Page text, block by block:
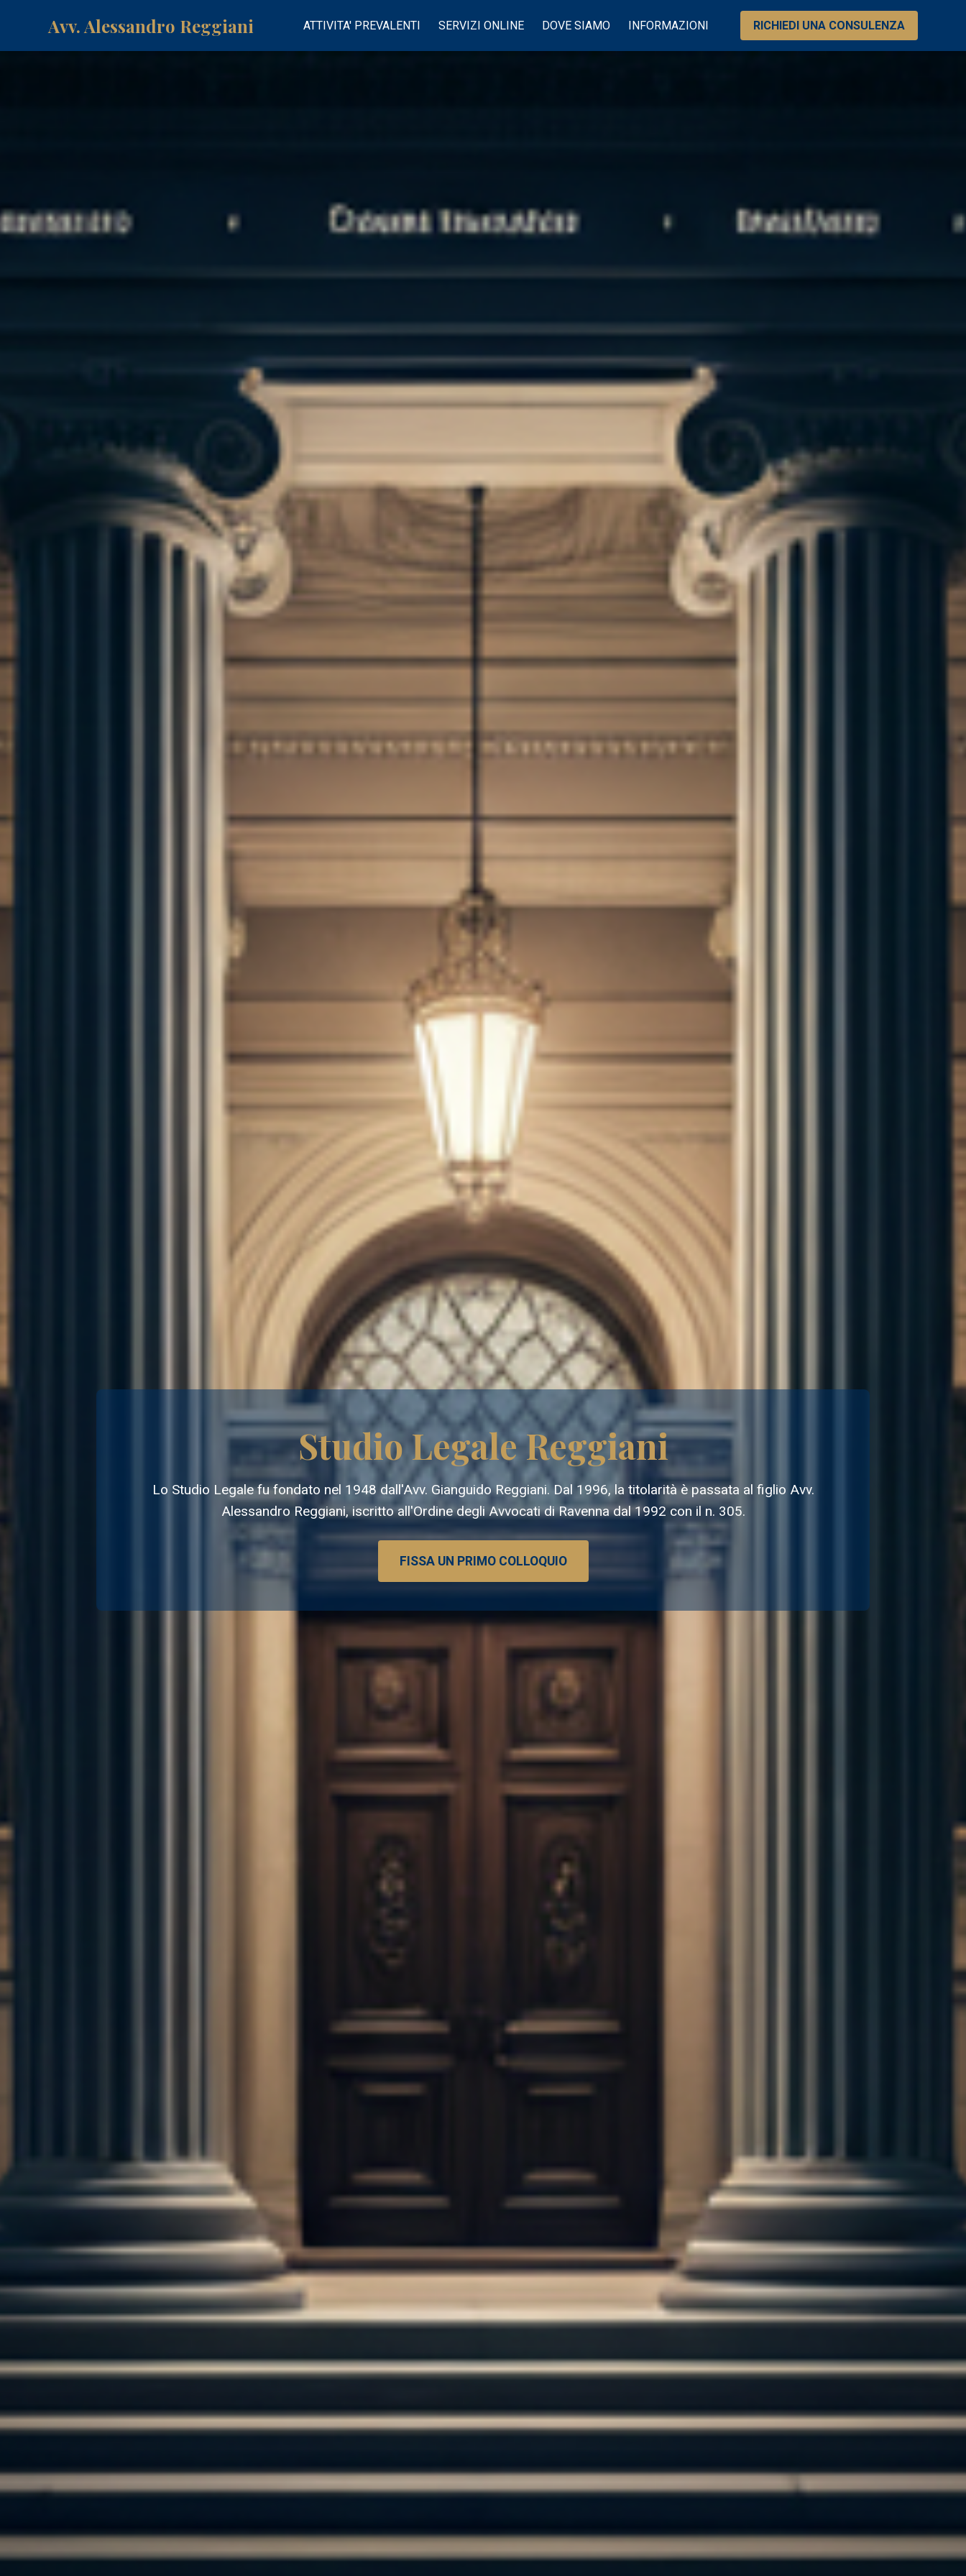
Avv. Alessandro Reggiani ATTIVITA' PREVALENTI SERVIZI ONLINE DOVE SIAMO INFORMAZIONI RICHIEDI UNA CONSULENZA
Studio Legale Reggiani
Lo Studio Legale fu fondato nel 1948 dall'Avv. Gianguido Reggiani. Dal 1996, la titolarità è passata al figlio Avv.
Alessandro Reggiani, iscritto all'Ordine degli Avvocati di Ravenna dal 1992 con il n. 305.
FISSA UN PRIMO COLLOQUIO